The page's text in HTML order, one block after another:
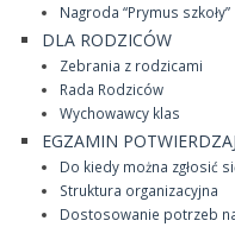
Nagroda “Prymus szkoły”
DLA RODZICÓW
Zebrania z rodzicami
Rada Rodziców
Wychowawcy klas
EGZAMIN
Do kiedy można zgłosić
Struktura organizacyjna
Dostosowanie potrzeb